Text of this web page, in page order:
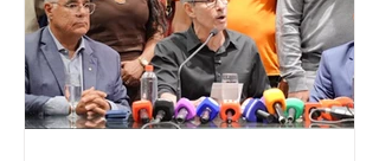
Brasileiro de Geografia e Estatística
(IBGE). O estudo do Sebrae mostra que,
no quarto trimestre de 2025, os
empreendedores 60+ formalizados
atingiram o maior rendime